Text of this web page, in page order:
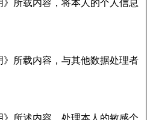
所载内容，将本人的个人信息
所载内容，与其他数据处理者
所述内容，处理本人的敏感个